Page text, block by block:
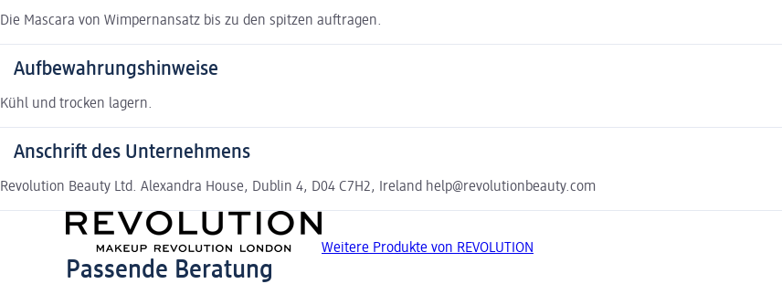
Die Mascara von Wimpernansatz bis zu den spitzen auftragen.
Aufbewahrungshinweise
Kühl und trocken lagern.
Anschrift des Unternehmens
Revolution Beauty Ltd. Alexandra House, Dublin 4, D04 C7H2, Ireland help@revolutionbeauty.com
Weitere Produkte von REVOLUTION
Passende Beratung